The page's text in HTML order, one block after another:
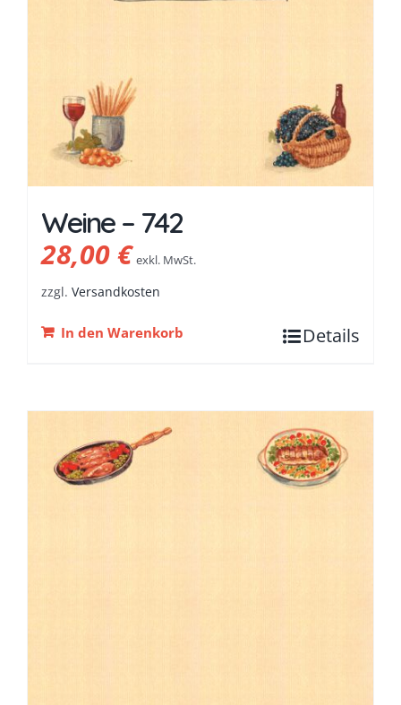
Weine – 742
28,00€ exkl. MwSt.
zzgl. Versandkosten
In den Warenkorb Details